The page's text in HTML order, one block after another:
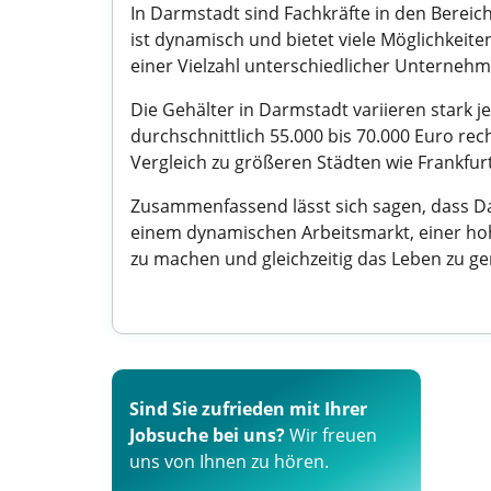
In Darmstadt sind Fachkräfte in den
ist dynamisch und bietet viele
einer Vielzahl unterschiedlicher
Die Gehälter in Darmstadt variieren stark
durchschnittlich 55.000 bis 70.000 Euro
Vergleich zu größeren Städten wie
Zusammenfassend lässt sich sagen, dass
einem dynamischen Arbeitsmarkt, einer
zu machen und gleichzeitig das Leben zu
Sind Sie zufrieden mit Ihrer
Jobsuche bei uns?Wir freuen
uns von Ihnen zu hören.